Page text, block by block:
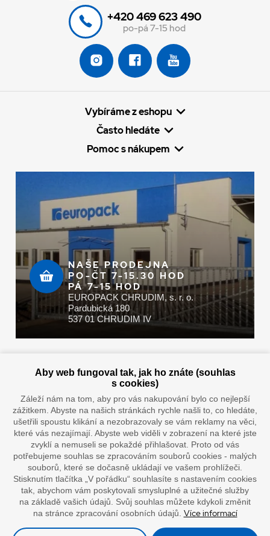
+420 469 623 490
po-pá 7-15 hod
Vybíráme z eshopu
Často hledáte
Pomoc s nákupem
NAŠE PRODEJNA
PO-ČT 7-15.30 HOD
PÁ 7-15 HOD
EUROPACK CHRUDIM, s. r. o.
Pardubická 180
537 01 CHRUDIM IV
Doprava vaším oblíbeným dopravcem
”Lepíme s jistotou”
Aby web fungoval tak, jak ho znáte (souhlas
s cookies)
Záleží nám na tom, aby pro vás nakupování bylo co nejlepší
zážitkem. Abyste na našich stránkách rychle našli to, co hledáte,
ušetřili spoustu klikání a nezobrazovaly se vám reklamy na věci,
které vás nezajímají. Abyste web viděli v zobrazení na které jste
zvyklí a nemuseli se pokaždé přihlašovat. Proto od vás
potřebujeme souhlas se zpracováním souborů cookies - malých
souborů, které se dočasně ukládají ve vašem prohlížeči.
Stisknutím tlačítka „V pořádku“ souhlasíte s nastavením cookies
tak, abychom vám poskytovali smysluplné a užitečné služby
na základě vašich údajů. Svůj souhlas můžete kdykoli změnit
na stránce zpracování osobních údajů. Více informací